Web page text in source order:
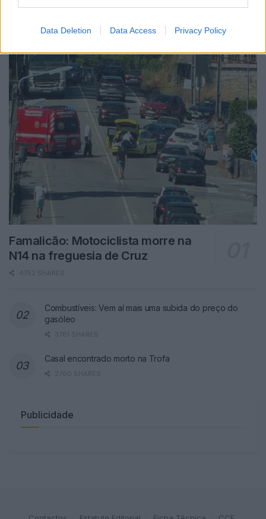
Data Deletion Data Access Privacy Policy
Famalicão: Motociclista morre na
N14 na freguesia de Cruz
4752 SHARES
Combustíveis: Vem aí mais uma subida do preço do
gasóleo
3781 SHARES
Casal encontrado morto na Trofa
2760 SHARES
Publicidade